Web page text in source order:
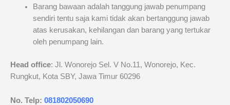
Barang bawaan adalah tanggung jawab penumpang
sendiri tentu saja kami tidak akan bertanggung jawab
atas kerusakan, kehilangan dan barang yang tertukar
oleh penumpang lain.
Head office: Jl. Wonorejo Sel. V No.11, Wonorejo, Kec.
Rungkut, Kota SBY, Jawa Timur 60296
No. Telp: 081802050690